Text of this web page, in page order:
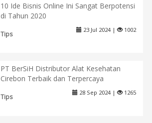
10 Ide Bisnis Online Ini Sangat Berpotensi
di Tahun 2020
Tips
23 Jul 2024 | 1002
PT BerSiH Distributor Alat Kesehatan
Cirebon Terbaik dan Terpercaya
Tips
28 Sep 2024 | 1265